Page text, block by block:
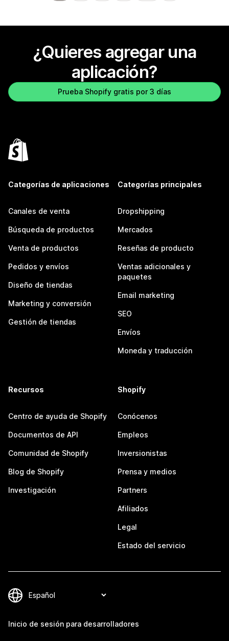
¿Quieres agregar una
aplicación?
Prueba Shopify gratis por 3 días
Categorías de aplicaciones
Canales de venta
Búsqueda de productos
Venta de productos
Pedidos y envíos
Diseño de tiendas
Marketing y conversión
Gestión de tiendas
Categorías principales
Dropshipping
Mercados
Reseñas de producto
Ventas adicionales y
paquetes
Email marketing
SEO
Envíos
Moneda y traducción
Recursos
Centro de ayuda de Shopify
Documentos de API
Comunidad de Shopify
Blog de Shopify
Investigación
Shopify
Conócenos
Empleos
Inversionistas
Prensa y medios
Partners
Afiliados
Legal
Estado del servicio
Inicio de sesión para desarrolladores